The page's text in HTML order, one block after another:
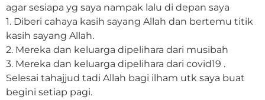
agar sesiapa yg saya nampak lalu di depan saya
1. Diberi cahaya kasih sayang Allah dan bertemu titik
kasih sayang Allah.
2. Mereka dan keluarga dipelihara dari musibah
3. Mereka dan keluarga dipelihara dari covid19 .
Selesai tahajjud tadi Allah bagi ilham utk saya buat
begini setiap pagi.